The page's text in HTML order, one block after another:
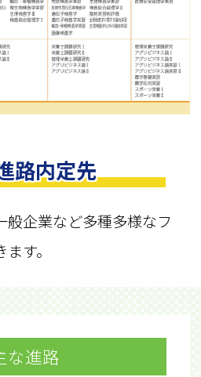
路内定先
企業など多種多様なフ
す。
な進路